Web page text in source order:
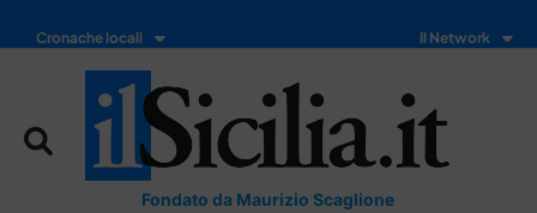
Cronache locali Il Network
Fondato da Maurizio Scaglione